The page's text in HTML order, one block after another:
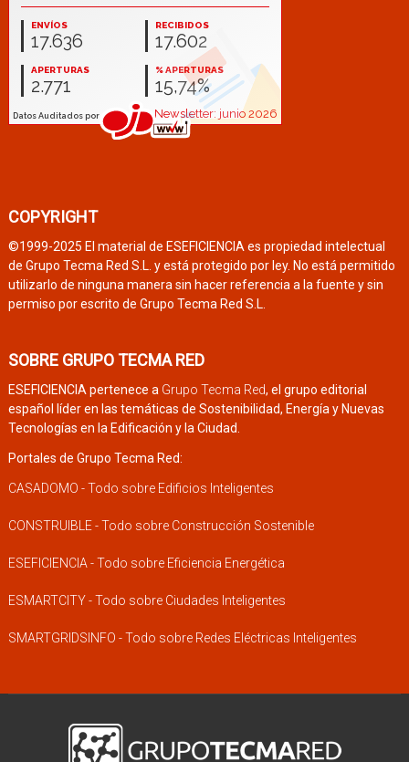
COPYRIGHT
©1999-2025 El material de ESEFICIENCIA es propiedad intelectual
de Grupo Tecma Red S.L. y está protegido por ley. No está permitido
utilizarlo de ninguna manera sin hacer referencia a la fuente y sin
permiso por escrito de Grupo Tecma Red S.L.
SOBRE GRUPO TECMA RED
ESEFICIENCIA pertenece a Grupo Tecma Red, el grupo editorial
español líder en las temáticas de Sostenibilidad, Energía y Nuevas
Tecnologías en la Edificación y la Ciudad.
Portales de Grupo Tecma Red:
CASADOMO - Todo sobre Edificios Inteligentes
CONSTRUIBLE - Todo sobre Construcción Sostenible
ESEFICIENCIA - Todo sobre Eficiencia Energética
ESMARTCITY - Todo sobre Ciudades Inteligentes
SMARTGRIDSINFO - Todo sobre Redes Eléctricas Inteligentes